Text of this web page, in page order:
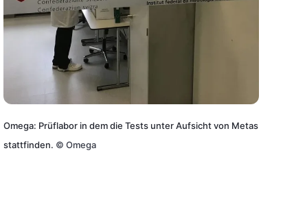
Omega: Prüflabor in dem die Tests unter Aufsicht von Metas
stattfinden. © Omega